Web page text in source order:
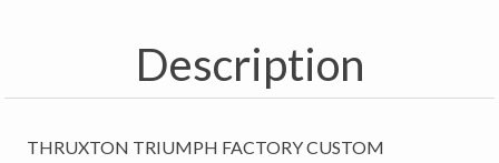
Description
THRUXTON TRIUMPH FACTORY CUSTOM